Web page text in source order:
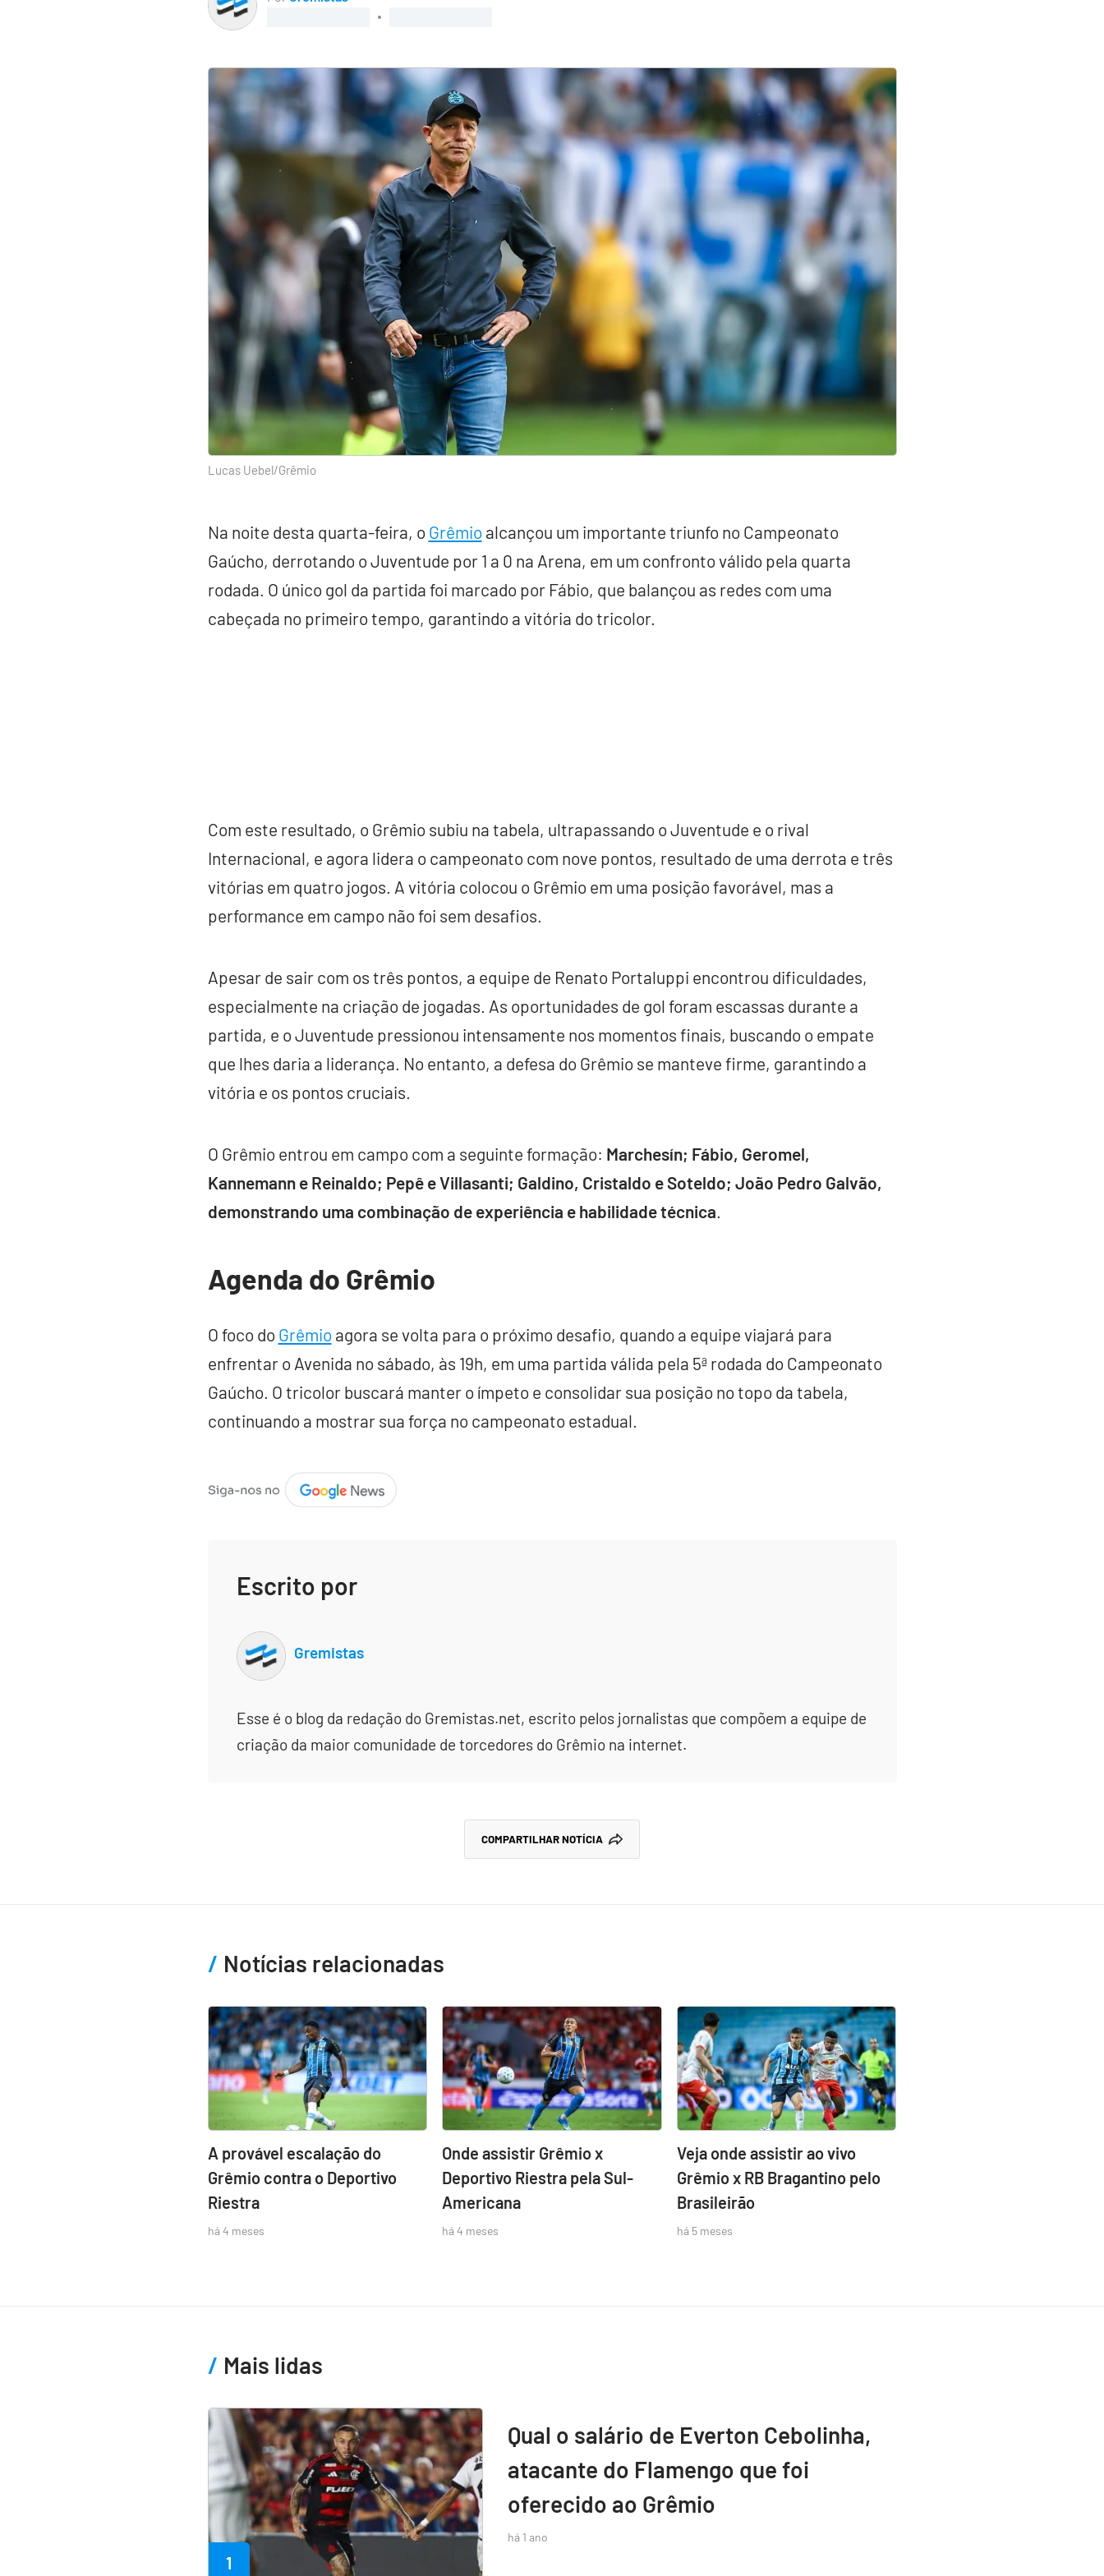
Lucas Uebel/Grêmio
Na noite desta quarta-feira, o Grêmio alcançou um importante triunfo no Campeonato
Gaúcho, derrotando o Juventude por 1 a 0 na Arena, em um confronto válido pela quarta
rodada. O único gol da partida foi marcado por Fábio, que balançou as redes com uma
cabeçada no primeiro tempo, garantindo a vitória do tricolor.
Com este resultado, o Grêmio subiu na tabela, ultrapassando o Juventude e o rival
Internacional, e agora lidera o campeonato com nove pontos, resultado de uma derrota e três
vitórias em quatro jogos. A vitória colocou o Grêmio em uma posição favorável, mas a
performance em campo não foi sem desafios.
Apesar de sair com os três pontos, a equipe de Renato Portaluppi encontrou dificuldades,
especialmente na criação de jogadas. As oportunidades de gol foram escassas durante a
partida, e o Juventude pressionou intensamente nos momentos finais, buscando o empate
que lhes daria a liderança. No entanto, a defesa do Grêmio se manteve firme, garantindo a
vitória e os pontos cruciais.
O Grêmio entrou em campo com a seguinte formação: Marchesín; Fábio, Geromel,
Kannemann e Reinaldo; Pepê e Villasanti; Galdino, Cristaldo e Soteldo; João Pedro Galvão,
demonstrando uma combinação de experiência e habilidade técnica
Agenda do Grêmio
O foco do Grêmio agora se volta para o próximo desafio, quando a equipe viajará para
enfrentar o Avenida no sábado, às 19h, em uma partida válida pela 5ª rodada do Campeonato
Gaúcho. O tricolor buscará manter o ímpeto e consolidar sua posição no topo da tabela,
continuando a mostrar sua força no campeonato estadual.
Escrito por
Gremistas
Esse é o blog da redação do Gremistas.net, escrito pelos jornalistas que compõem a equipe de
criação da maior comunidade de torcedores do Grêmio na internet.
COMPARTILHAR NOTÍCIA
Notícias relacionadas
A provável escalação do
Grêmio contra o Deportivo
Riestra
há 4 meses
Onde assistir Grêmio x
Deportivo Riestra pela Sul-
Americana
há 4 meses
Veja onde assistir ao vivo
Grêmio x RB Bragantino pelo
Brasileirão
há 5 meses
Mais lidas
1
Qual o salário de Everton Cebolinha,
atacante do Flamengo que foi
oferecido ao Grêmio
há 1 ano